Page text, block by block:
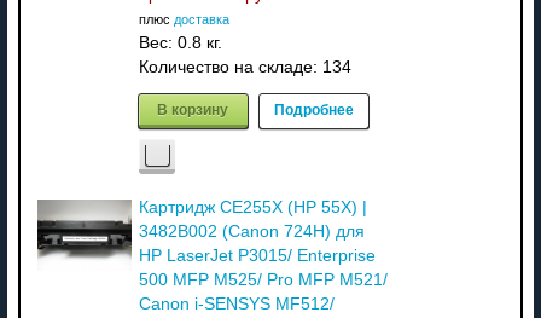
плюс доставка
Вес: 0.8 кг.
Количество на складе: 134
В корзину Подробнее
Картридж CE255X (HP 55X) |
3482B002 (Canon 724H) для
HP LaserJet P3015/ Enterprise
500 MFP M525/ Pro MFP M521/
Canon i-SENSYS MF512/